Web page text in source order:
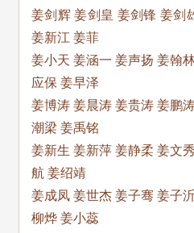
姜剑辉 姜剑皇 姜剑锋 姜剑
姜新江 姜菲
姜小天 姜涵一 姜声扬 姜翰
应保 姜早泽
姜博涛 姜晨涛 姜贵涛 姜鹏
潮梁 姜禹铭
姜新生 姜新萍 姜静柔 姜文
航 姜绍靖
姜成凤 姜世杰 姜子骞 姜子
柳烨 姜小蕊